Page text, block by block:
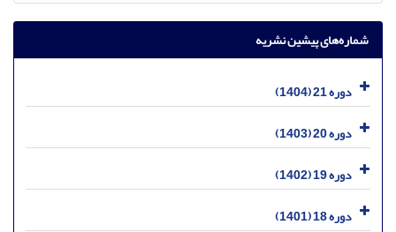
شماره‌های پیشین نشریه
دوره 21 (1404)
دوره 20 (1403)
دوره 19 (1402)
دوره 18 (1401)